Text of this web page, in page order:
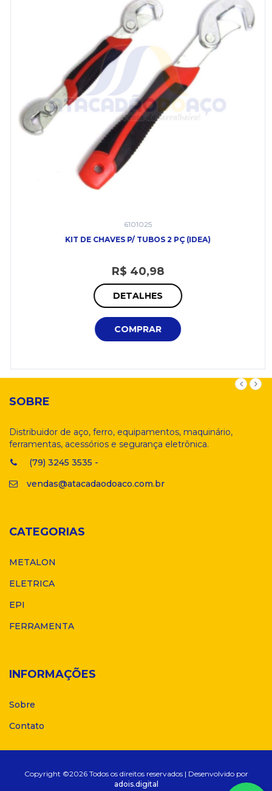
6101025
KIT DE CHAVES P/ TUBOS 2 PÇ (IDEA)
R$ 40,98
DETALHES
COMPRAR
SOBRE
Distribuidor de aço, ferro, equipamentos, maquinário,
ferramentas, acessórios e segurança eletrônica.
(79) 3245 3535 -
vendas@atacadaodoaco.com.br
CATEGORIAS
METALON
ELETRICA
EPI
FERRAMENTA
INFORMAÇÕES
Sobre
Contato
Copyright ©2026 Todos os direitos reservados | Desenvolvido por
adois.digital